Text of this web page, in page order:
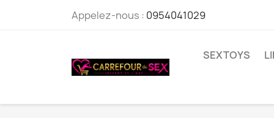
Appelez-nous : 0954041029
SEXTOYS